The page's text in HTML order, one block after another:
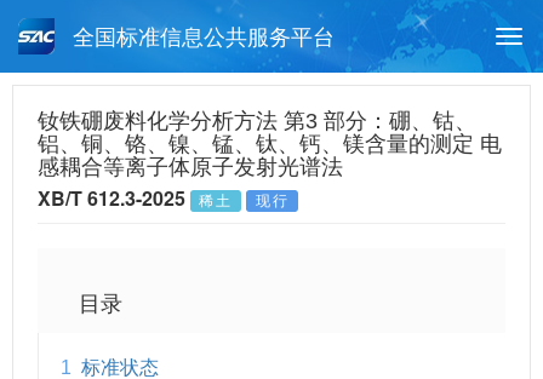
全国标准信息公共服务平台
月报查询 标准公告查询
钕铁硼废料化学分析方法 第3 部分：硼、钴、
铝、铜、铬、镍、锰、钛、钙、镁含量的测定 电
感耦合等离子体原子发射光谱法
XB/T 612.3-2025 稀土 现行
目录
1 标准状态